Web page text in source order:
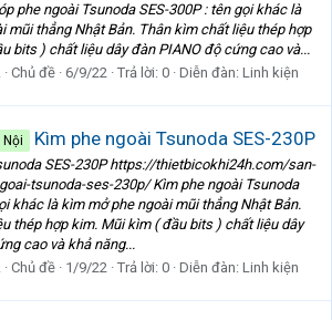
phe ngoài Tsunoda SES-300P : tên gọi khác là
mũi thẳng Nhật Bản. Thân kìm chất liệu thép hợp
bits ) chất liệu dây đàn PIANO độ cứng cao và...
Chủ đề 6/9/22 Trả lời: 0 Diễn đàn: Linh kiện
Nội Kìm phe ngoài Tsunoda SES-230P
SES-230P https://thietbicokhi24h.com/san-
tsunoda-ses-230p/ Kìm phe ngoài Tsunoda
khác là kìm mở phe ngoài mũi thẳng Nhật Bản.
thép hợp kim. Mũi kìm ( đầu bits ) chất liệu dây
cao và khả năng...
Chủ đề 1/9/22 Trả lời: 0 Diễn đàn: Linh kiện